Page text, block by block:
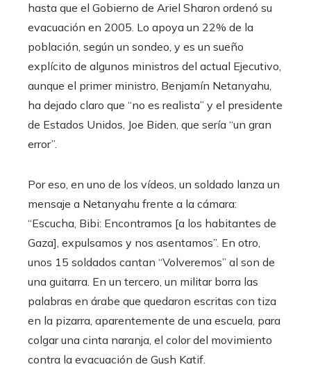
hasta que el Gobierno de Ariel Sharon ordenó su
evacuación en 2005. Lo apoya un 22% de la
población, según un sondeo, y es un sueño
explícito de algunos ministros del actual Ejecutivo,
aunque el primer ministro, Benjamín Netanyahu,
ha dejado claro que “no es realista” y el presidente
de Estados Unidos, Joe Biden, que sería “un gran
error”.
Por eso, en uno de los vídeos, un soldado lanza un
mensaje a Netanyahu frente a la cámara:
“Escucha, Bibi: Encontramos [a los habitantes de
Gaza], expulsamos y nos asentamos”. En otro,
unos 15 soldados cantan “Volveremos” al son de
una guitarra. En un tercero, un militar borra las
palabras en árabe que quedaron escritas con tiza
en la pizarra, aparentemente de una escuela, para
colgar una cinta naranja, el color del movimiento
contra la evacuación de Gush Katif.